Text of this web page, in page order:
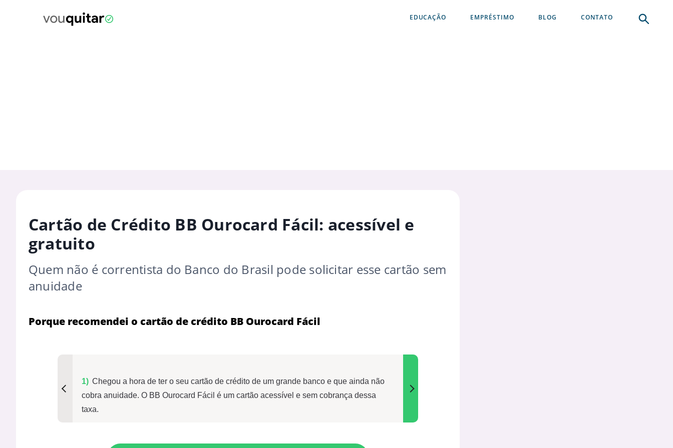
EDUCAÇÃO EMPRÉSTIMO BLOG CONTATO
Cartão de Crédito BB Ourocard Fácil: acessível e
gratuito
Quem não é correntista do Banco do Brasil pode solicitar esse cartão sem
anuidade
Porque recomendei o cartão de crédito BB Ourocard Fácil
Chegou a hora de ter o seu cartão de crédito de um grande banco e que ainda não
cobra anuidade. O BB Ourocard Fácil é um cartão acessível e sem cobrança dessa
taxa.